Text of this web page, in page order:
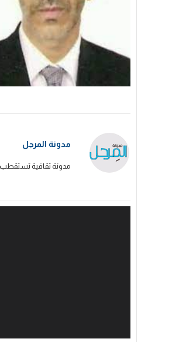
مدونة المرجل
مدونة ثقافية تستقطب